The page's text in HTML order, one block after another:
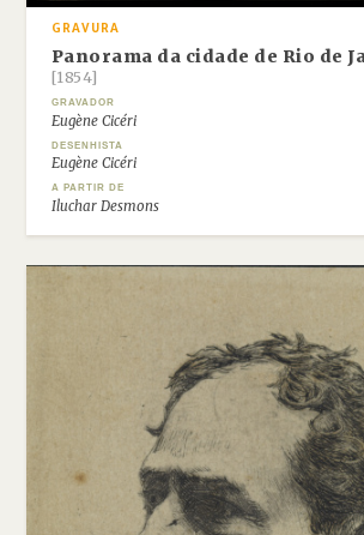
GRAVURA
Panorama da cidade de Rio de
[1854]
GRAVADOR
Eugène Cicéri
DESENHISTA
Eugène Cicéri
A PARTIR DE
Iluchar Desmons